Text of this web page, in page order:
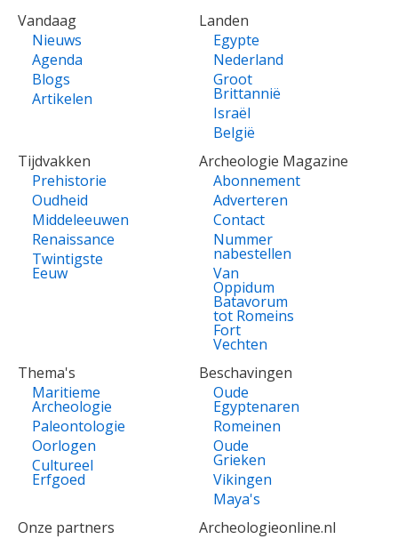
VOET
Vandaag
Nieuws
Agenda
Blogs
Artikelen
Landen
Egypte
Nederland
Groot
Brittannië
Israël
België
Tijdvakken
Prehistorie
Oudheid
Middeleeuwen
Renaissance
Twintigste
Eeuw
Archeologie Magazine
Abonnement
Adverteren
Contact
Nummer
nabestellen
Van
Oppidum
Batavorum
tot Romeins
Fort
Vechten
Thema's
Maritieme
Archeologie
Paleontologie
Oorlogen
Cultureel
Erfgoed
Beschavingen
Oude
Egyptenaren
Romeinen
Oude
Grieken
Vikingen
Maya's
Onze partners
Archeologieonline.nl